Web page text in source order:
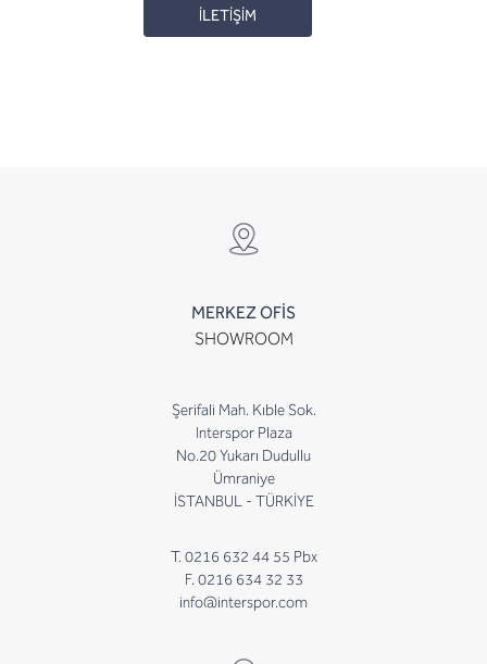
İLETİŞİM
MERKEZ OFİS
SHOWROOM
Şerifali Mah. Kıble Sok.
Interspor Plaza
No.20 Yukarı Dudullu
Ümraniye
İSTANBUL - TÜRKİYE
T. 0216 632 44 55 Pbx
F. 0216 634 32 33
info@interspor.com